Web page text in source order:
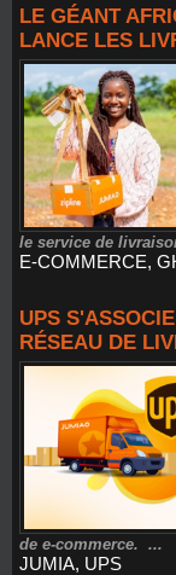
LE GÉANT
LANCE LES
le service de
E-COMMERCE,
UPS
RÉSEAU DE
de e-commerce. ...
JUMIA, UPS